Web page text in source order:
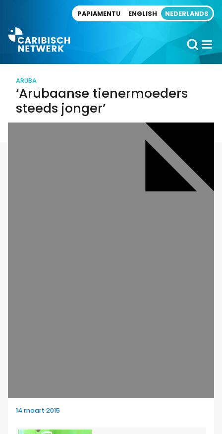
PAPIAMENTU ENGLISH NEDERLANDS
ARUBA
‘Arubaanse tienermoeders
steeds jonger’
14 maart 2015